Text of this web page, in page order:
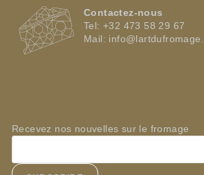
Contactez-nous
Tel: +32 473 58 29 67
Mail:
Recevez nos nouvelles sur le fromage